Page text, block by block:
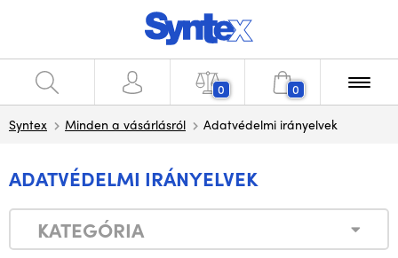
0 0
Syntex Minden a vásárlásról Adatvédelmi irányelvek
ADATVÉDELMI IRÁNYELVEK
KATEGÓRIA